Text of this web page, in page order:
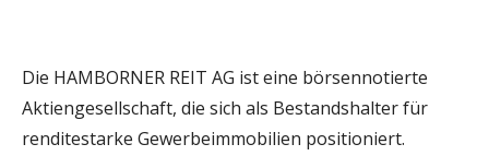
Die HAMBORNER REIT AG ist eine börsennotierte
Aktiengesellschaft, die sich als Bestandshalter für
renditestarke Gewerbeimmobilien positioniert.